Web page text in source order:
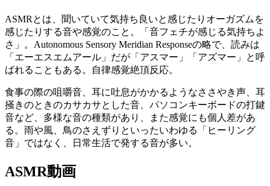
ASMRとは、聞いていて気持ち良いと感じたりオーガズムを
感じたりする音や感覚のこと。「音フェチが感じる気持ちよ
さ」。Autonomous Sensory Meridian Responseの略で、読みは
「エーエスエムアール」だが「アスマー」「アズマー」と呼
ばれることもある。自律感覚絶頂反応。
食事の際の咀嚼音、耳に吐息がかかるようなささやき声、耳
掻きのときのカサカサとした音、パソコンキーボードの打鍵
音など、多様な音の種類があり、また感覚にも個人差があ
る。雨や風、鳥のさえずりといったいわゆる「ヒーリング
音」ではなく、日常生活で発する音が多い。
ASMR動画